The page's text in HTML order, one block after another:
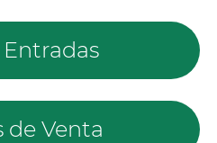
Entradas
de Venta